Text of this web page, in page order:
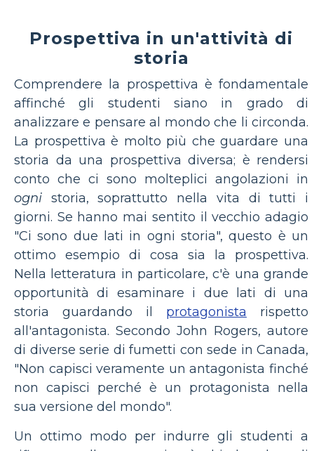
Prospettiva in un'attività di
storia
Comprendere la prospettiva è fondamentale
affinché gli studenti siano in grado di
analizzare e pensare al mondo che li circonda.
La prospettiva è molto più che guardare una
storia da una prospettiva diversa; è rendersi
conto che ci sono molteplici angolazioni in
ogni storia, soprattutto nella vita di tutti i
giorni. Se hanno mai sentito il vecchio adagio
"Ci sono due lati in ogni storia", questo è un
ottimo esempio di cosa sia la prospettiva.
Nella letteratura in particolare, c'è una grande
opportunità di esaminare i due lati di una
storia guardando il protagonista rispetto
all'antagonista. Secondo John Rogers, autore
di diverse serie di fumetti con sede in Canada,
"Non capisci veramente un antagonista finché
non capisci perché è un protagonista nella
sua versione del mondo".
Un ottimo modo per indurre gli studenti a